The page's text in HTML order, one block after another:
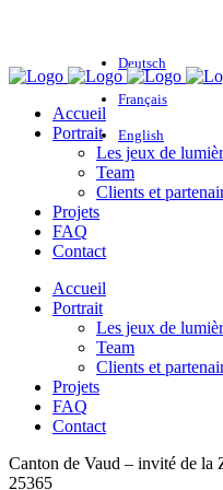
Deutsch
Français
English
Accueil
Portrait
Les jeux de
Team
Clients et
Projets
FAQ
Contact
Accueil
Portrait
Les jeux de
Team
Clients et
Projets
FAQ
Contact
Canton de Vaud – invité de la
25365